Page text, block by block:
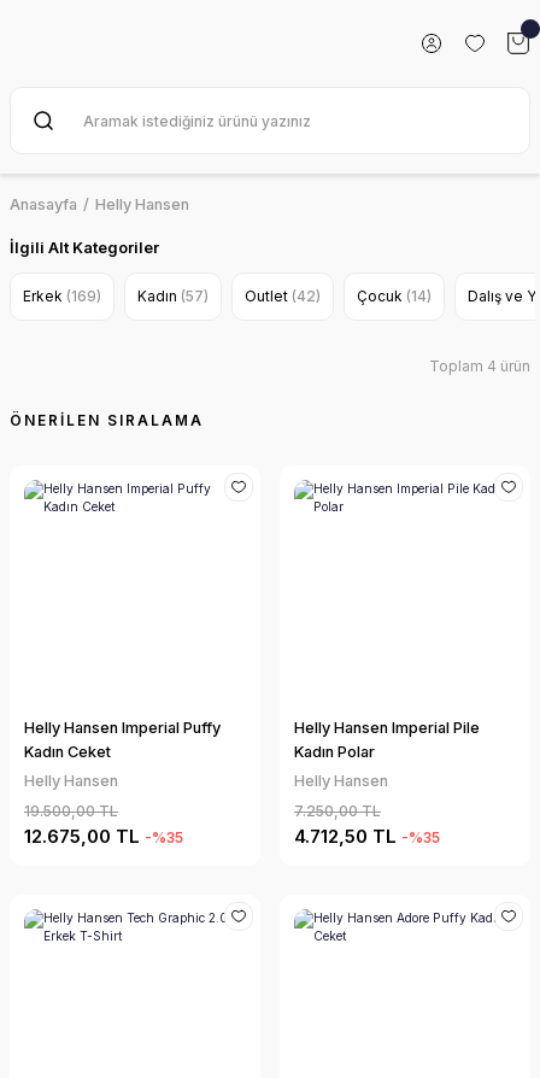
Anasayfa Helly Hansen
İlgili Alt Kategoriler
Erkek (169) Kadın (57) Outlet (42) Çocuk (14) Dalış ve
Toplam 4 ürün
Helly Hansen Imperial Puffy
Kadın Ceket
Helly Hansen
19.500,00 TL
12.675,00 TL -%35
Helly Hansen Imperial Pile
Kadın Polar
Helly Hansen
7.250,00 TL
4.712,50 TL -%35